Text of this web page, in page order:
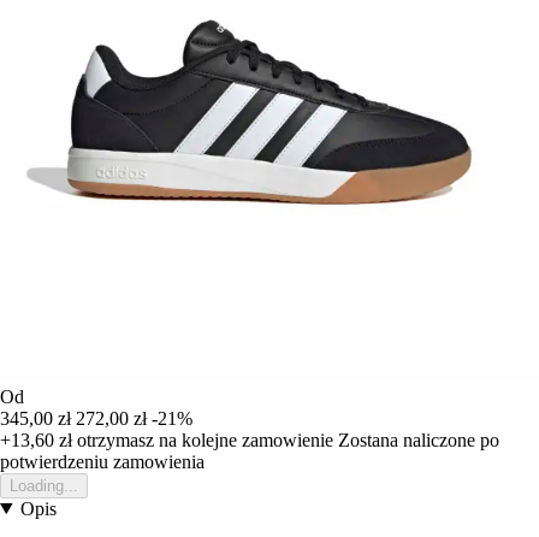
Od
345,00 zł 272,00 zł -21%
+13,60 złotrzymasz na kolejne zamowienie Zostana naliczone po
potwierdzeniu zamowienia
Loading...
Opis